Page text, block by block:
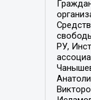
РУ,